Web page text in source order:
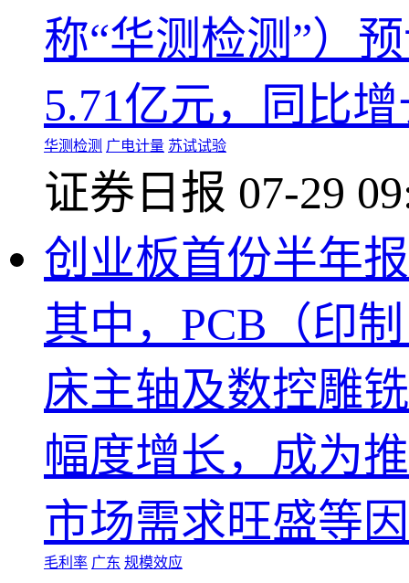
称“华测检测”）
5.71亿元，同比
华测检测 广电计量 苏试试验
证券日报 07-29
创业板首份半年
其中，PCB（印
床主轴及数控雕
幅度增长，成为
市场需求旺盛等
毛利率 广东 规模效应